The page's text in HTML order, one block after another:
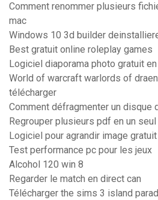
Comment renommer plusieurs
mac
Windows 10 3d builder
Best gratuit online roleplay games
Logiciel diaporama photo gratuit
World of warcraft warlords of
télécharger
Comment défragmenter un disque
Regrouper plusieurs pdf en un
Logiciel pour agrandir image gratuit
Test performance pc pour les jeux
Alcohol 120 win 8
Regarder le match en direct can
Télécharger the sims 3 island